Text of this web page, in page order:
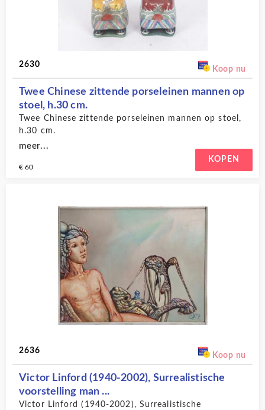
2630
Koop nu
Twee Chinese zittende porseleinen mannen op
stoel, h.30 cm.
Twee Chinese zittende porseleinen mannen op stoel,
h.30 cm.
meer...
€ 60
KOPEN
2636
Koop nu
Victor Linford (1940-2002), Surrealistische
voorstelling man ...
Victor Linford (1940-2002), Surrealistische